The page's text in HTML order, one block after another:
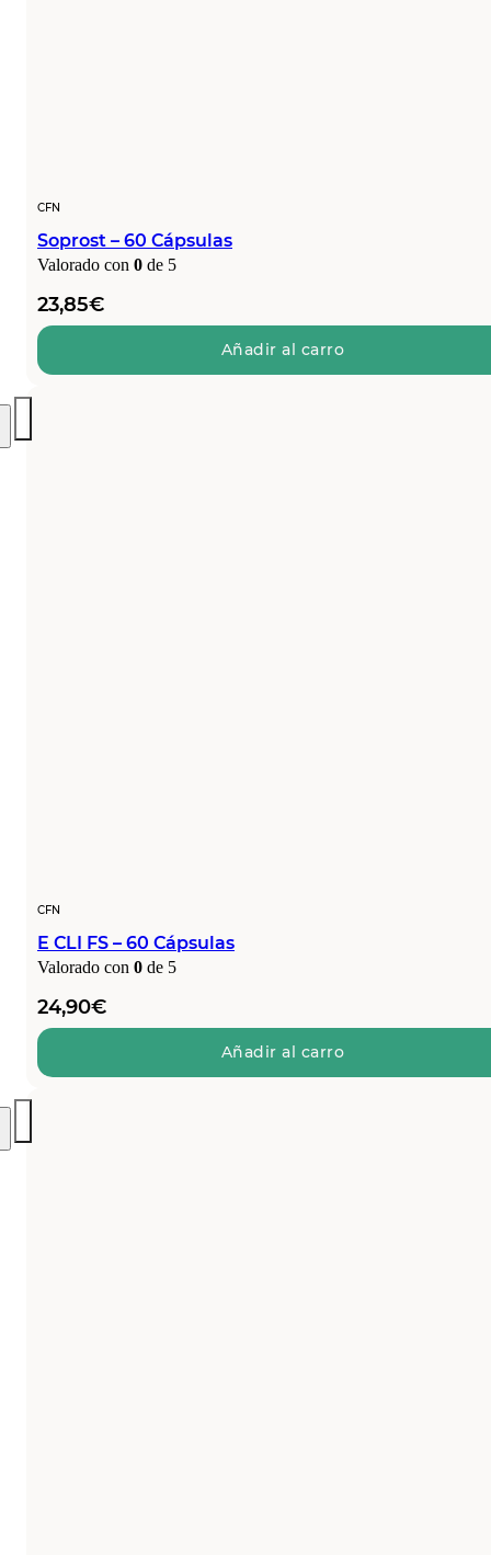
CFN
Soprost – 60 Cápsulas
Valorado con 0 de 5
23,85€
Añadir al carro
CFN
E CLI FS – 60 Cápsulas
Valorado con 0 de 5
24,90€
Añadir al carro